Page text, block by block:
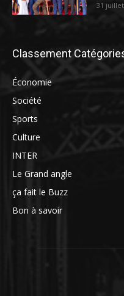
31
Classement
Économie
Société
Sports
Culture
INTER
Le Grand angle
ça fait le Buzz
Bon à savoir